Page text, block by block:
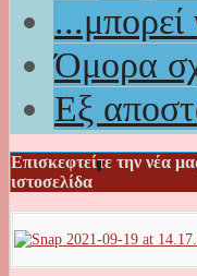
...μπορεί
Όμορα
Εξ
Επισκεφτείτε την νέα
ιστοσελίδα